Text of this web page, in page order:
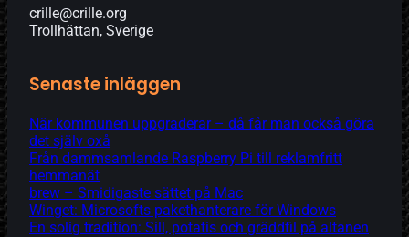
crille@crille.org
Trollhättan, Sverige
Senaste inläggen
När kommunen uppgraderar – då får man också göra
det själv oxå
Från dammsamlande Raspberry Pi till reklamfritt
hemmanät
brew – Smidigaste sättet på Mac
Winget: Microsofts pakethanterare för Windows
En solig tradition: Sill, potatis och gräddfil på altanen